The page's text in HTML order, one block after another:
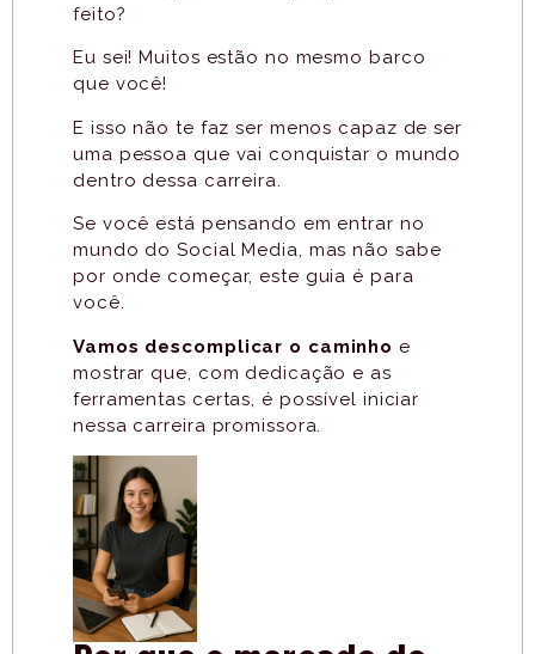
feito?
Eu sei! Muitos estão no mesmo barco
que você!
E isso não te faz ser menos capaz de ser
uma pessoa que vai conquistar o mundo
dentro dessa carreira.
Se você está pensando em entrar no
mundo do Social Media, mas não sabe
por onde começar, este guia é para
você.
Vamos descomplicar o caminho e
mostrar que, com dedicação e as
ferramentas certas, é possível iniciar
nessa carreira promissora.